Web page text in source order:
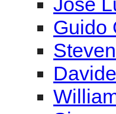
Guido
Steven
Davide